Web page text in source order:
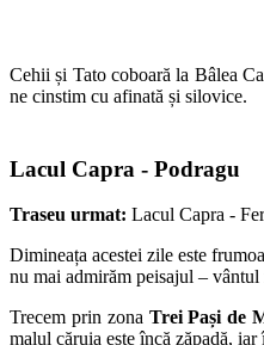
Cehii și Tato coboară la Bâlea
ne cinstim cu afinată și silovice.
Lacul Capra - Podragu
Traseu urmat: Lacul Capra -
Dimineața acestei zile este
nu mai admirăm peisajul – vântul
Trecem prin zona Trei Pași de
malul căruia este încă zăpadă,